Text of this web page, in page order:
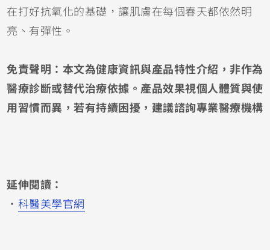
在打好抗氧化的基礎，讓肌膚在每個春天都依然明
亮、有彈性。
免責聲明：本文為健康資訊與產品特性介紹，非作為
醫療診斷或替代治療依據。產品效果視個人體質與使
用習慣而異，若有持續困擾，建議諮詢專業醫療機構
延伸閱讀：
・ 科醫美學官網